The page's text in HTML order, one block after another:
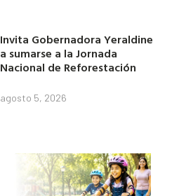
Invita Gobernadora Yeraldine
a sumarse a la Jornada
Nacional de Reforestación
agosto 5, 2026